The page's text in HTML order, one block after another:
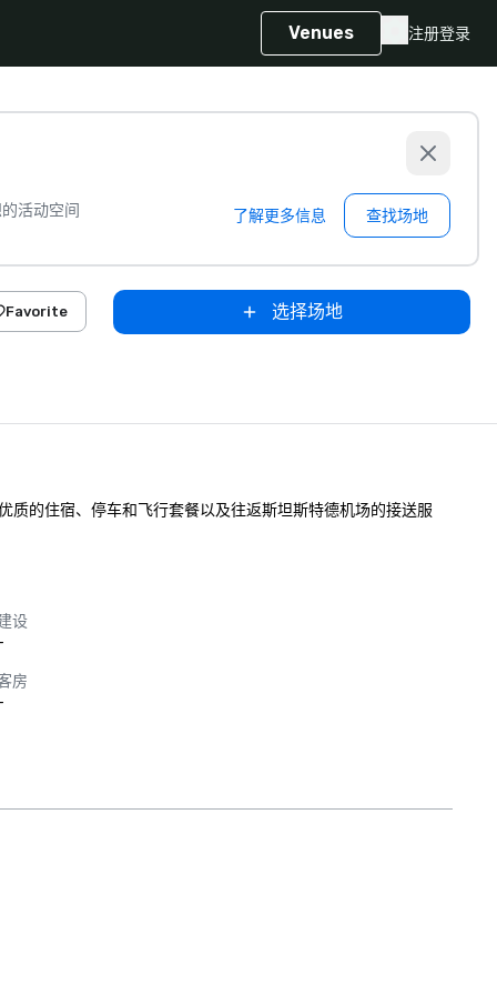
Venues 注册登录
活动空间 了解更多信息 查找场地
Favorite 选择场地
的住宿、停车和飞行套餐以及往返斯坦斯特德机场的接送服
设
房